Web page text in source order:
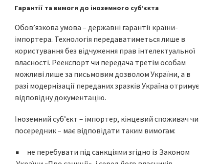
Гарантії та вимоги до іноземного суб’єкта
Обов’язкова умова – державні гарантії країни-
імпортера. Технологія передаватиметься лише в
користування без відчуження прав інтелектуальної
власності. Реекспорт чи передача третім особам
можливі лише за письмовим дозволом України, а в
разі модернізації переданих зразків Україна отримує
відповідну документацію.
Іноземний суб’єкт – імпортер, кінцевий споживач чи
посередник – має відповідати таким вимогам:
не перебувати під санкціями згідно із Законом